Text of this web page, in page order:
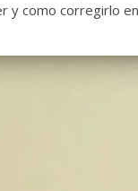
y como corregirlo